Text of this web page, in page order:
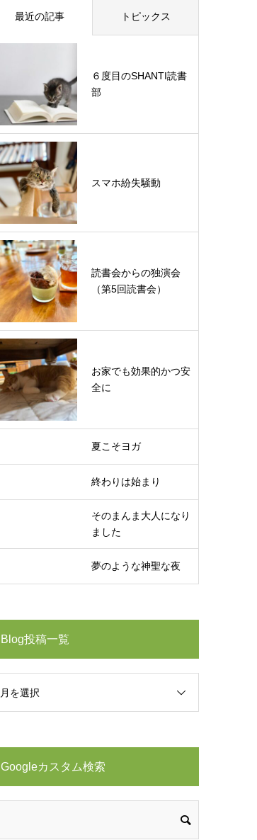
最近の記事 トピックス
６度目のSHANTI読書
部
スマホ紛失騒動
読書会からの独演会
（第5回読書会）
お家でも効果的かつ安
全に
夏こそヨガ
終わりは始まり
そのまんま大人になり
ました
夢のような神聖な夜
Blog投稿一覧
月を選択
Googleカスタム検索